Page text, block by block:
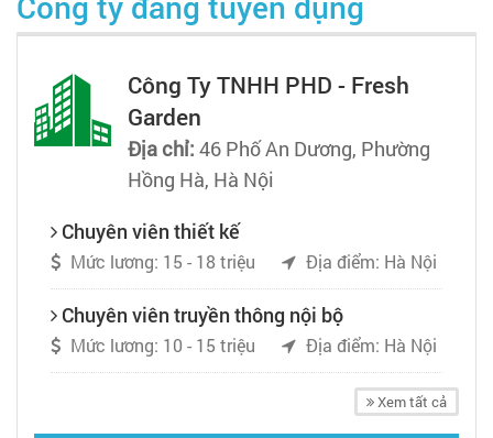
Công Ty TNHH PHD - Fresh
Garden
Địa chỉ: 46 Phố An Dương, Phường
Hồng Hà, Hà Nội
Chuyên viên thiết kế
Mức lương: 15 - 18 triệu Địa điểm: Hà Nội
Chuyên viên truyền thông nội bộ
Mức lương: 10 - 15 triệu Địa điểm: Hà Nội
Xem tất cả